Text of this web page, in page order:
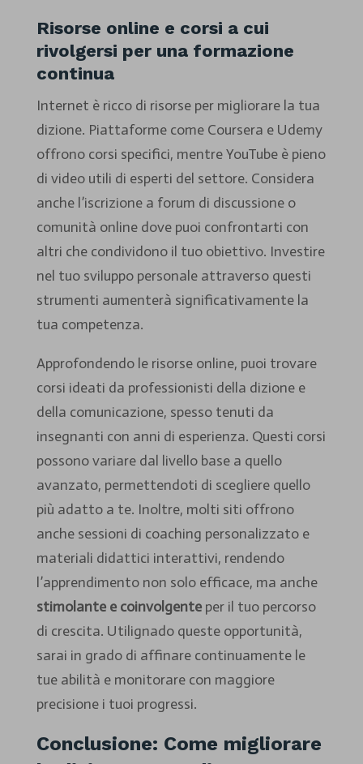
Risorse online e corsi a cui
rivolgersi per una formazione
continua
Internet è ricco di risorse per migliorare la tua
dizione. Piattaforme come Coursera e Udemy
offrono corsi specifici, mentre YouTube è pieno
di video utili di esperti del settore. Considera
anche l’iscrizione a forum di discussione o
comunità online dove puoi confrontarti con
altri che condividono il tuo obiettivo. Investire
nel tuo sviluppo personale attraverso questi
strumenti aumenterà significativamente la
tua competenza.
Approfondendo le risorse online, puoi trovare
corsi ideati da professionisti della dizione e
della comunicazione, spesso tenuti da
insegnanti con anni di esperienza. Questi corsi
possono variare dal livello base a quello
avanzato, permettendoti di scegliere quello
più adatto a te. Inoltre, molti siti offrono
anche sessioni di coaching personalizzato e
materiali didattici interattivi, rendendo
l’apprendimento non solo efficace, ma anche
stimolante e coinvolgenteper il tuo percorso
di crescita. Utilignado queste opportunità,
sarai in grado di affinare continuamente le
tue abilità e monitorare con maggiore
precisione i tuoi progressi.
Conclusione: Come migliorare